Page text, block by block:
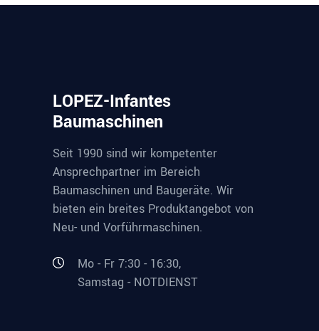
LOPEZ-Infantes
Baumaschinen
Seit 1990 sind wir kompetenter
Ansprechpartner im Bereich
Baumaschinen und Baugeräte. Wir
bieten ein breites Produktangebot von
Neu- und Vorführmaschinen.
Mo - Fr 7:30 - 16:30,
Samstag - NOTDIENST